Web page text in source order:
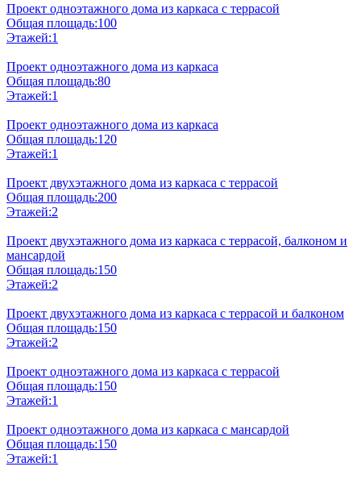
Проект одноэтажного дома из каркаса с террасой
Общая площадь:100
Этажей:1
Проект одноэтажного дома из каркаса
Общая площадь:80
Этажей:1
Проект одноэтажного дома из каркаса
Общая площадь:120
Этажей:1
Проект двухэтажного дома из каркаса с террасой
Общая площадь:200
Этажей:2
Проект двухэтажного дома из каркаса с террасой, балконом и
мансардой
Общая площадь:150
Этажей:2
Проект двухэтажного дома из каркаса с террасой и балконом
Общая площадь:150
Этажей:2
Проект одноэтажного дома из каркаса с террасой
Общая площадь:150
Этажей:1
Проект одноэтажного дома из каркаса с мансардой
Общая площадь:150
Этажей:1